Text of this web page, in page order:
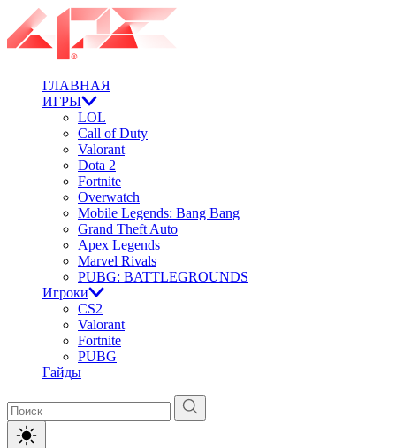
ГЛАВНАЯ
ИГРЫ
LOL
Call of Duty
Valorant
Dota 2
Fortnite
Overwatch
Mobile Legends: Bang Bang
Grand Theft Auto
Apex Legends
Marvel Rivals
PUBG: BATTLEGROUNDS
Игроки
CS2
Valorant
Fortnite
PUBG
Гайды